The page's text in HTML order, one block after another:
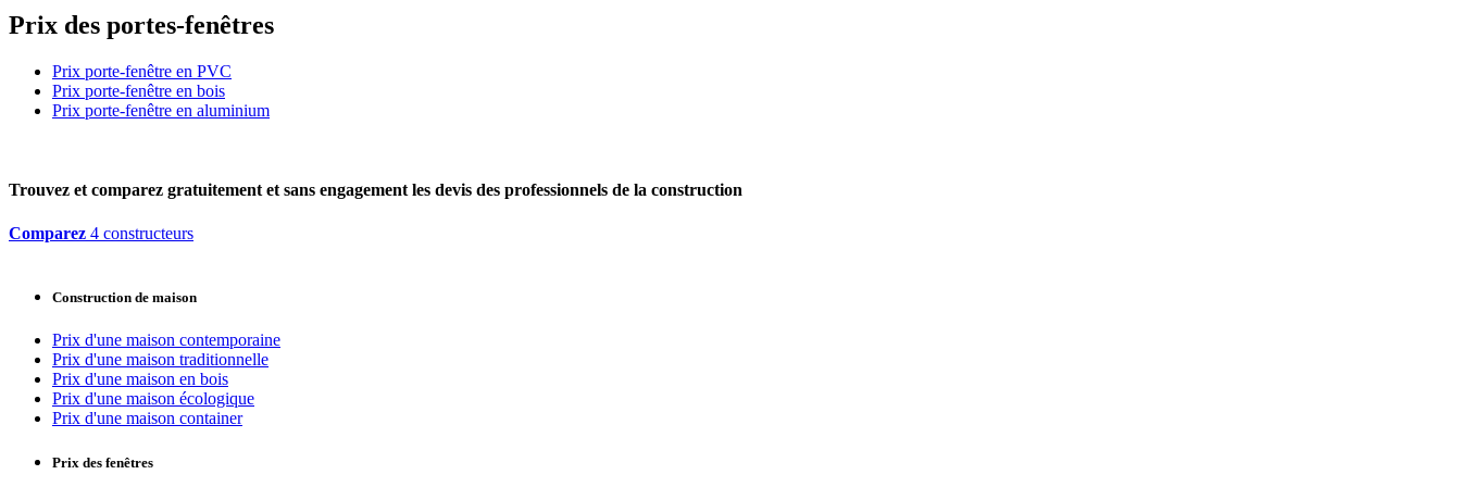
Prix des portes-fenêtres
Prix porte-fenêtre en PVC
Prix porte-fenêtre en bois
Prix porte-fenêtre en aluminium
Trouvez et comparez gratuitement et sans engagement les devis des professionnels de la construction
Comparez 4 constructeurs
Construction de maison
Prix d'une maison contemporaine
Prix d'une maison traditionnelle
Prix d'une maison en bois
Prix d'une maison écologique
Prix d'une maison container
Prix des fenêtres